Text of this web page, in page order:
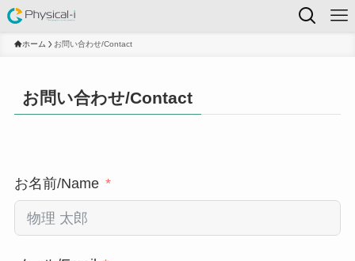
ホーム お問い合わせ/Contact
お問い合わせ/Contact
お名前/Name